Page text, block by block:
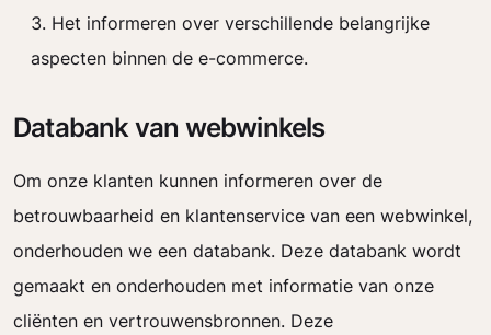
Het informeren over verschillende belangrijke
aspecten binnen de e-commerce.
Databank van webwinkels
Om onze klanten kunnen informeren over de
betrouwbaarheid en klantenservice van een webwinkel,
onderhouden we een databank. Deze databank wordt
gemaakt en onderhouden met informatie van onze
cliënten en vertrouwensbronnen. Deze